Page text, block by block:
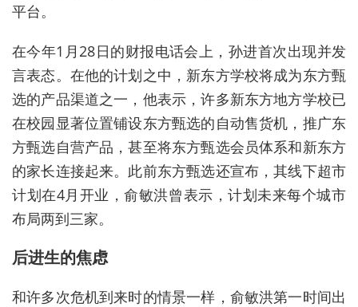
平台。
在今年1月28日的财报电话会上，孙进首次出现并发
言表态。在他的计划之中，新东方学校将成为东方甄
选的产品渠道之一，他表示，许多新东方地方学校已
在校园显著位置铺设东方甄选的自动售货机，推广东
方甄选自营产品，甚至将东方甄选会员体系和新东方
的家长连接起来。此前东方甄选还宣布，其线下超市
计划在4月开业，俞敏洪曾表示，计划未来每个城市
布局两到三家。
后进生的焦虑
和许多次危机到来时的情景一样，俞敏洪第一时间出